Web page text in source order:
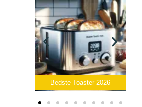
Bedste Toaster 2026